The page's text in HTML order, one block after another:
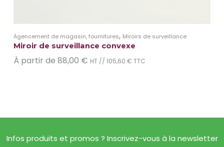
Agencement de magasin, fournitures, Miroirs de surveillance
Miroir de surveillance convexe
À partir de 88,00 € HT // 105,60 € TTC
Infos produits et promos ? Inscrivez-vous à la newsletter